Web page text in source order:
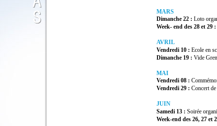
MARS
Dimanche 22 : Loto
Week- end des 28 et 29 :
AVRIL
Vendredi 10 : Ecole en
Dimanche 19 : Vide
MAI
Vendredi 08 :
Vendredi 29 : Concert de
JUIN
Samedi 13 : Soirée
Week-end des 26, 27 et